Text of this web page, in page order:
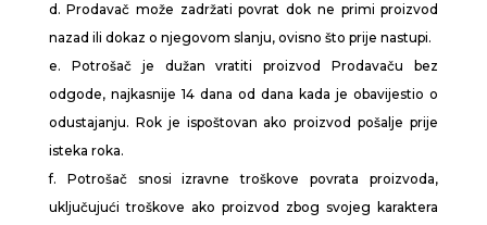
d. Prodavač može zadržati povrat dok ne primi proizvod
nazad ili dokaz o njegovom slanju, ovisno što prije nastupi.
e. Potrošač je dužan vratiti proizvod Prodavaču bez
odgode, najkasnije 14 dana od dana kada je obavijestio o
odustajanju. Rok je ispoštovan ako proizvod pošalje prije
isteka roka.
f. Potrošač snosi izravne troškove povrata proizvoda,
uključujući troškove ako proizvod zbog svojeg karaktera